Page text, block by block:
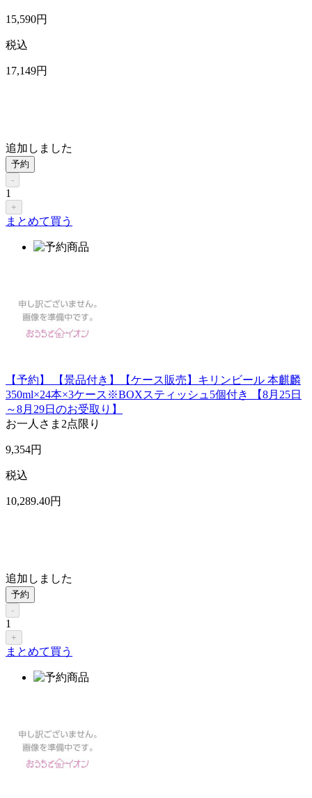
15,590円
税込
17,149円
追加しました
予約
-
1
+
まとめて買う
【予約】 【景品付き】【ケース販売】キリンビール 本麒麟
350ml×24本×3ケース※BOXスティッシュ5個付き 【8月25日
～8月29日のお受取り】
お一人さま 2点限り
9,354円
税込
10,289.40円
追加しました
予約
-
1
+
まとめて買う